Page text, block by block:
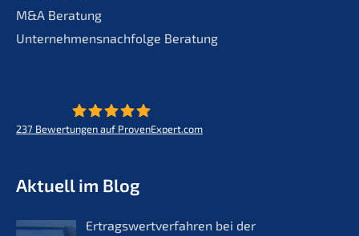
M&A Beratung
Unternehmensnachfolge Beratung
237 Bewertungen auf ProvenExpert.com
Aktuell im Blog
Ertrags­wert­ver­fah­ren bei der